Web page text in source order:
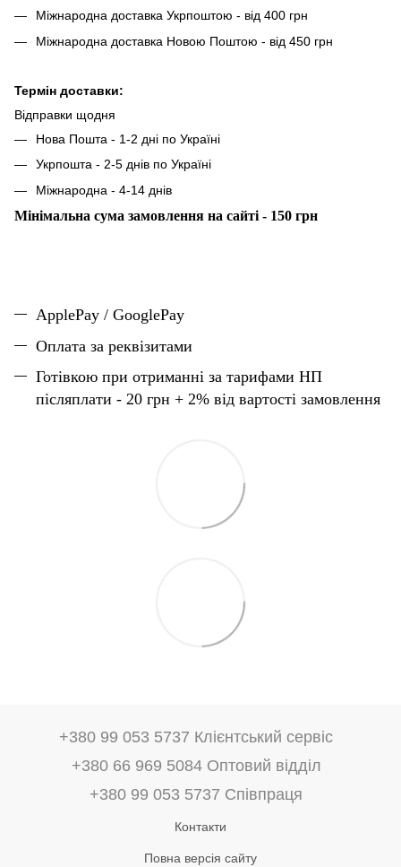
Міжнародна доставка Укрпоштою - від 400 грн
Міжнародна доставка Новою Поштою - від 450 грн
Термін доставки:
Відправки щодня
Нова Пошта - 1-2 дні по Україні
Укрпошта - 2-5 днів по Україні
Міжнародна - 4-14 днів
Мінімальна сума замовлення на сайті - 150 грн
ApplePay / GooglePay
Оплата за реквізитами
Готівкою при отриманні за тарифами НП
післяплати - 20 грн + 2% від вартості замовлення
+380 99 053 5737 Клієнтський сервіс
+380 66 969 5084 Оптовий відділ
+380 99 053 5737 Співпраця
Контакти
Повна версія сайту